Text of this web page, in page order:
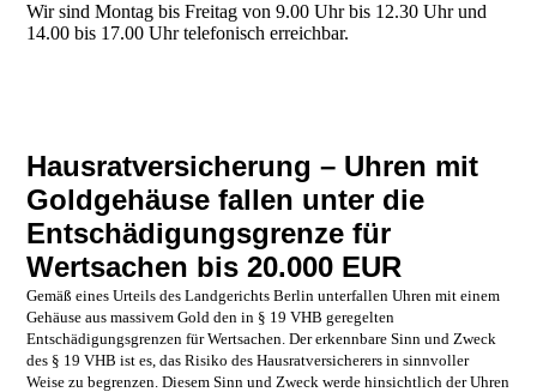
Wir sind Montag bis Freitag von 9.00 Uhr bis 12.30 Uhr und
14.00 bis 17.00 Uhr telefonisch erreichbar.
Hausratversicherung – Uhren mit
Goldgehäuse fallen unter die
Entschädigungsgrenze für
Wertsachen bis 20.000 EUR
Gemäß eines Urteils des Landgerichts Berlin unterfallen Uhren mit einem
Gehäuse aus massivem Gold den in § 19 VHB geregelten
Entschädigungsgrenzen für Wertsachen. Der erkennbare Sinn und Zweck
des § 19 VHB ist es, das Risiko des Hausratversicherers in sinnvoller
Weise zu begrenzen. Diesem Sinn und Zweck werde hinsichtlich der Uhren